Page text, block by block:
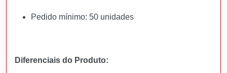
Pedido mínimo: 50 unidades
Diferenciais do Produto: